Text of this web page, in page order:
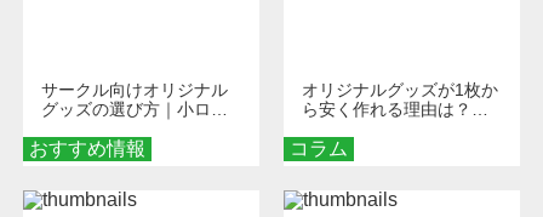
おすすめ情報
サークル向けオリジナル
グッズの選び方｜小ロッ
める秘訣
コラム
オリジナルグッズが1枚か
ら安く作れる理由は？オ
とメリットを解説